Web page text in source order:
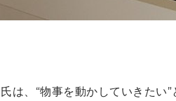
、“物事を動かしていきたい”